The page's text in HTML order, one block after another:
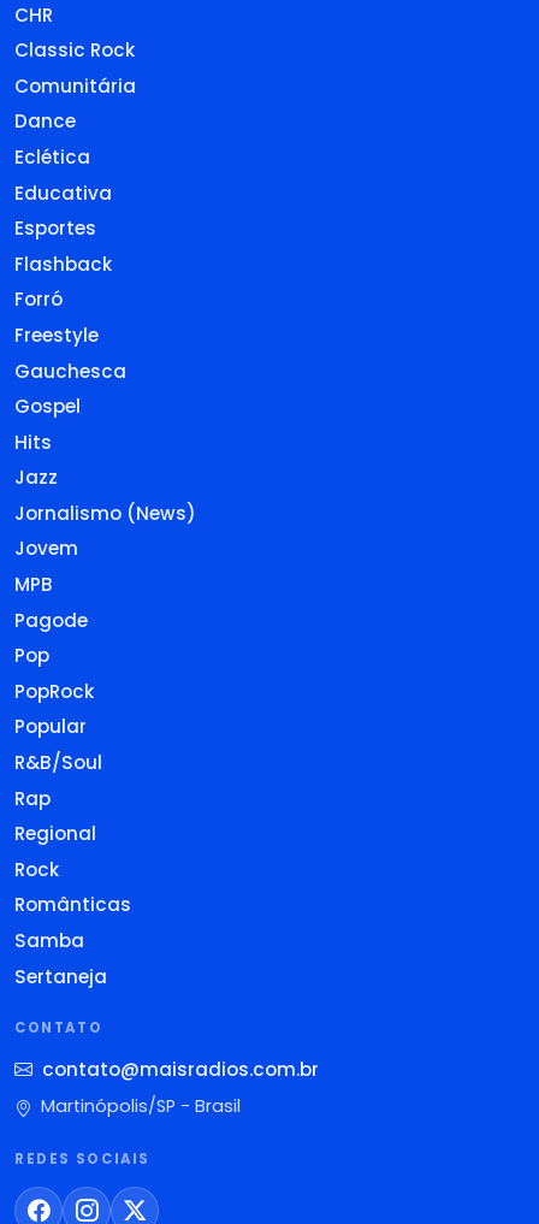
CHR
Classic Rock
Comunitária
Dance
Eclética
Educativa
Esportes
Flashback
Forró
Freestyle
Gauchesca
Gospel
Hits
Jazz
Jornalismo (News)
Jovem
MPB
Pagode
Pop
PopRock
Popular
R&B/Soul
Rap
Regional
Rock
Românticas
Samba
Sertaneja
CONTATO
contato@maisradios.com.br
Martinópolis/SP - Brasil
REDES SOCIAIS